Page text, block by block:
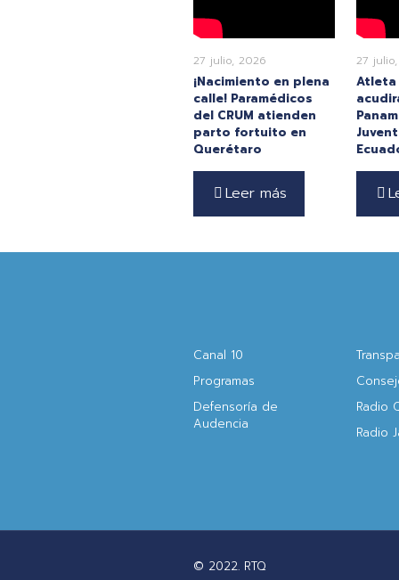
27 julio, 2026
¡Nacimiento en plena
calle! Paramédicos
del CRUM atienden
parto fortuito en
Querétaro
Leer más
27
Canal 10
Programas
Defensoría de
Audencia
Radio
Radio
© 2022. RTQ